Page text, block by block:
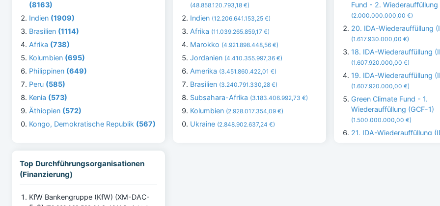
(8163)
Indien (1909)
Brasilien (1114)
Afrika (738)
Kolumbien (695)
Philippinen (649)
Peru (585)
Kenia (573)
Äthiopien (572)
Kongo, Demokratische Republik (567)
(48.858.120.793,18 €)
Indien (12.206.641.153,25 €)
Afrika (11.039.265.859,17 €)
Marokko (4.921.898.448,56 €)
Jordanien (4.410.355.997,36 €)
Amerika (3.451.860.422,01 €)
Brasilien (3.240.791.330,28 €)
Subsahara-Afrika (3.183.406.992,73 €)
Kolumbien (2.928.017.354,09 €)
Ukraine (2.848.902.637,24 €)
Fund - 2. Wiederauffüllung
(2.000.000.000,00 €)
20. IDA-Wiederauffüllung
(1.617.930.000,00 €)
18. IDA-Wiederauffüllung
(1.607.920.000,00 €)
19. IDA-Wiederauffüllung
(1.607.920.000,00 €)
Green Climate Fund - 1.
Wiederauffüllung (GCF-1)
(1.500.000.000,00 €)
21. IDA-Wiederauffüllung
Top Durchführungsorganisationen
(Finanzierung)
KfW Bankengruppe (KfW) (XM-DAC-